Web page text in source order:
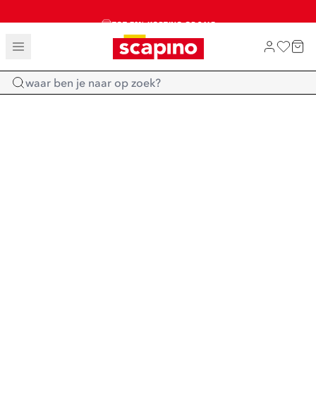
TOT 70% KORTING OP SALE
SALE: LAATSTE KANS!
SHOP NIEUW
Home